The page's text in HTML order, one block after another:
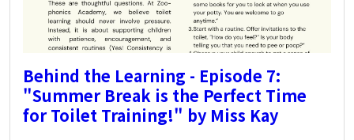
Behind the Learning - Episode 7:
"Summer Break is the Perfect Time
for Toilet Training!" by Miss Kay